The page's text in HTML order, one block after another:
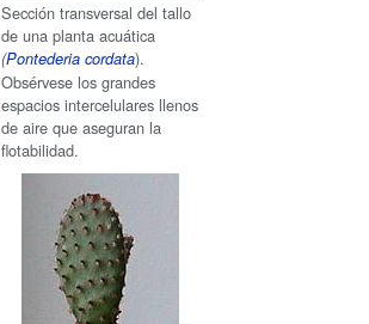
Sección transversal del tallo
de una planta acuática
(Pontederia cordata).
Obsérvese los grandes
espacios intercelulares llenos
de aire que aseguran la
flotabilidad.